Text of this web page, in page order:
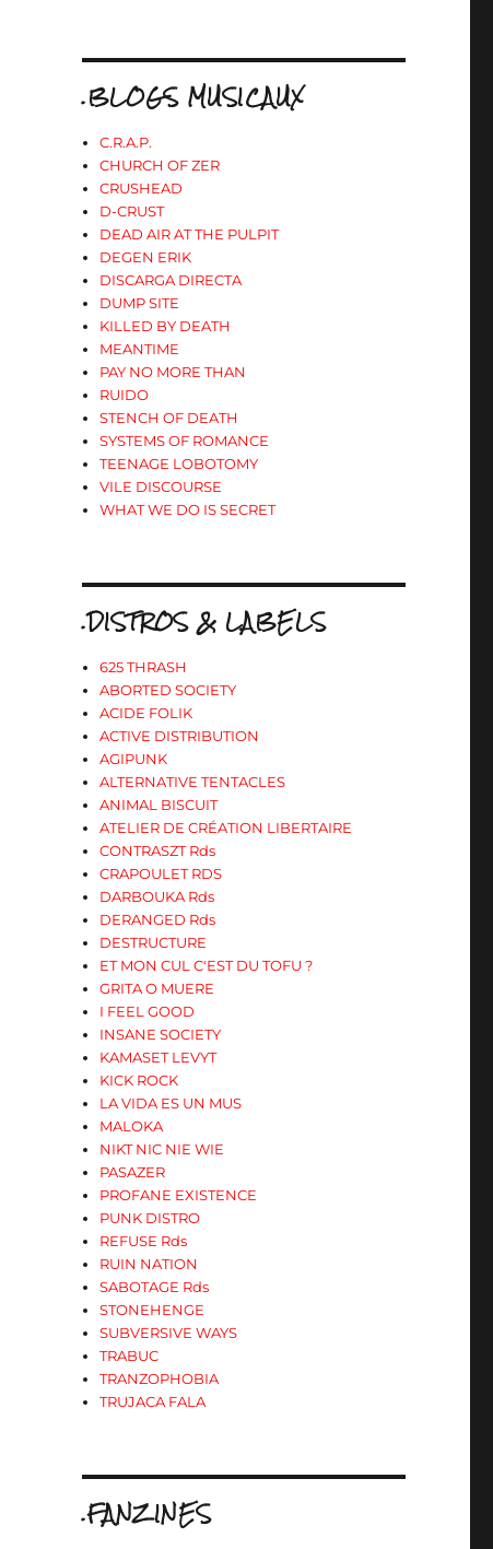
.BLOGS MUSICAUX
C.R.A.P.
CHURCH OF ZER
CRUSHEAD
D-CRUST
DEAD AIR AT THE PULPIT
DEGEN ERIK
DISCARGA DIRECTA
DUMP SITE
KILLED BY DEATH
MEANTIME
PAY NO MORE THAN
RUIDO
STENCH OF DEATH
SYSTEMS OF ROMANCE
TEENAGE LOBOTOMY
VILE DISCOURSE
WHAT WE DO IS SECRET
.DISTROS & LABELS
625 THRASH
ABORTED SOCIETY
ACIDE FOLIK
ACTIVE DISTRIBUTION
AGIPUNK
ALTERNATIVE TENTACLES
ANIMAL BISCUIT
ATELIER DE CRÉATION LIBERTAIRE
CONTRASZT Rds
CRAPOULET RDS
DARBOUKA Rds
DERANGED Rds
DESTRUCTURE
ET MON CUL C'EST DU TOFU ?
GRITA O MUERE
I FEEL GOOD
INSANE SOCIETY
KAMASET LEVYT
KICK ROCK
LA VIDA ES UN MUS
MALOKA
NIKT NIC NIE WIE
PASAZER
PROFANE EXISTENCE
PUNK DISTRO
REFUSE Rds
RUIN NATION
SABOTAGE Rds
STONEHENGE
SUBVERSIVE WAYS
TRABUC
TRANZOPHOBIA
TRUJACA FALA
.FANZINES